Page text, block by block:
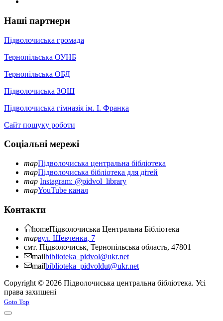
Наші партнери
Підволочиська громада
Тернопільська ОУНБ
Тернопільська ОБД
Підволочиська ЗОШ
Підволочиська гімназія ім. І. Франка
Сайт пошуку роботи
Соціальні мережі
mapПідволочиська центральна бібліотека
mapПідволочиська бібліотека для дітей
map Instagram: @pidvol_library
mapYouTube канал
Контакти
homeПідволочиська Центральна Бібліотека
mapвул. Шевченка, 7
смт. Підволочиськ, Тернопільська область, 47801
mailbiblioteka_pidvol@ukr.net
mailbiblioteka_pidvoldut@ukr.net
Copyright © 2026 Підволочиська центральна бібліотека. Усі
права захищені
Joomla! 3 Templates
Goto Top